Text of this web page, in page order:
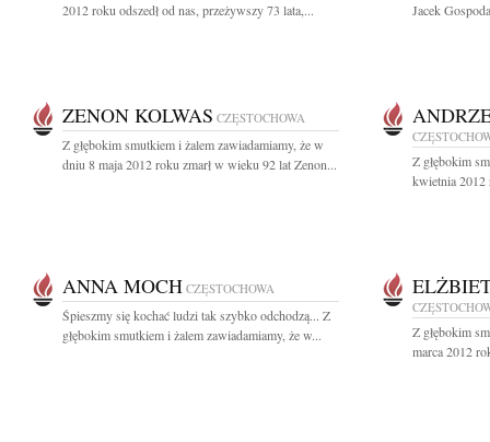
2012 roku odszedł od nas, przeżywszy 73 lata,...
Jacek
ZENON KOLWAS CZĘSTOCHOWA
Z głębokim smutkiem i żalem zawiadamiamy, że w
dniu 8 maja 2012 roku zmarł w wieku 92 lat Zenon...
Z głębokim
kwietnia 2012
ANNA MOCH CZĘSTOCHOWA
Śpieszmy się kochać ludzi tak szybko odchodzą... Z
głębokim smutkiem i żalem zawiadamiamy, że w...
Z głębokim
marca 2012